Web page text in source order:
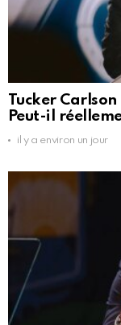
Tucker
Peut-il
il y a environ un jour